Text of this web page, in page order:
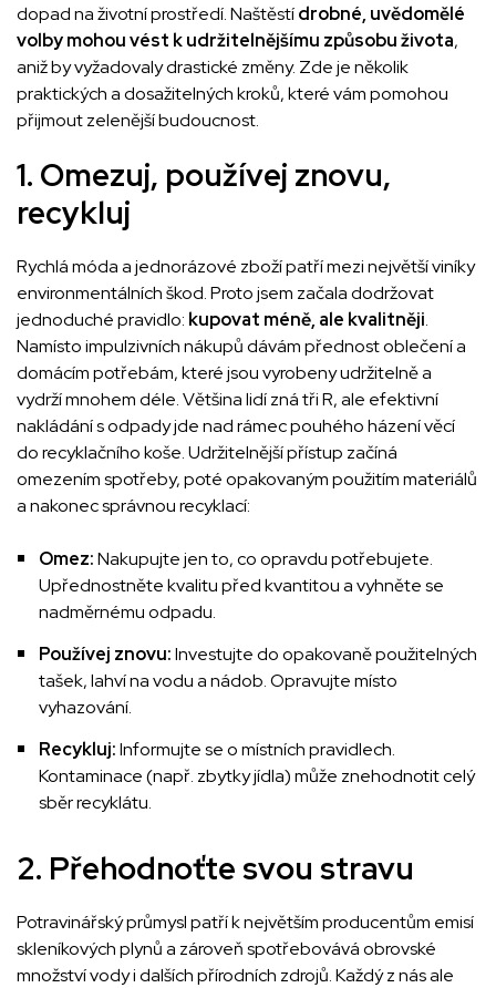
dopad na životní prostředí. Naštěstídrobné, uvědomělé
volby mohou vést k udržitelnějšímu způsobu života,
aniž by vyžadovaly drastické změny. Zde je několik
praktických a dosažitelných kroků, které vám pomohou
přijmout zelenější budoucnost.
1. Omezuj, používej znovu,
recykluj
Rychlá móda a jednorázové zboží patří mezi největší viníky
environmentálních škod. Proto jsem začala dodržovat
jednoduché pravidlo: kupovat méně, ale kvalitněji.
Namísto impulzivních nákupů dávám přednost oblečení a
domácím potřebám, které jsou vyrobeny udržitelně a
vydrží mnohem déle. Většina lidí zná tři R, ale efektivní
nakládání s odpady jde nad rámec pouhého házení věcí
do recyklačního koše. Udržitelnější přístup začíná
omezením spotřeby, poté opakovaným použitím materiálů
a nakonec správnou recyklací:
Omez:Nakupujte jen to, co opravdu potřebujete.
Upřednostněte kvalitu před kvantitou a vyhněte se
nadměrnému odpadu.
Používej znovu:Investujte do opakovaně použitelných
tašek, lahví na vodu a nádob. Opravujte místo
vyhazování.
Recykluj:Informujte se o místních pravidlech.
Kontaminace (např. zbytky jídla) může znehodnotit celý
sběr recyklátu.
2. Přehodnoťte svou stravu
Potravinářský průmysl patří k největším producentům emisí
skleníkových plynů a zároveň spotřebovává obrovské
množství vody i dalších přírodních zdrojů. Každý z nás ale